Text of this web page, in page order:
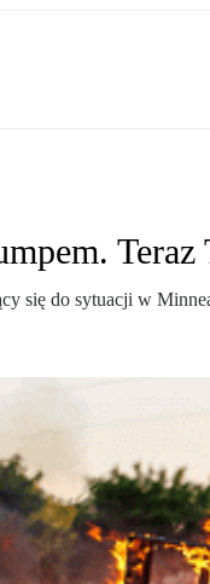
się do sytuacji w